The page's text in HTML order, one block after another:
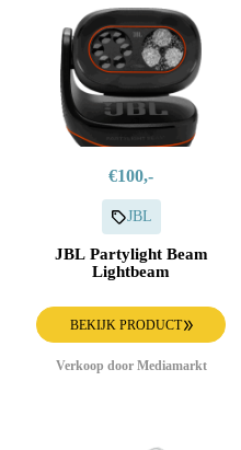
€100,-
JBL
JBL Partylight Beam
Lightbeam
BEKIJK PRODUCT
Verkoop door Mediamarkt